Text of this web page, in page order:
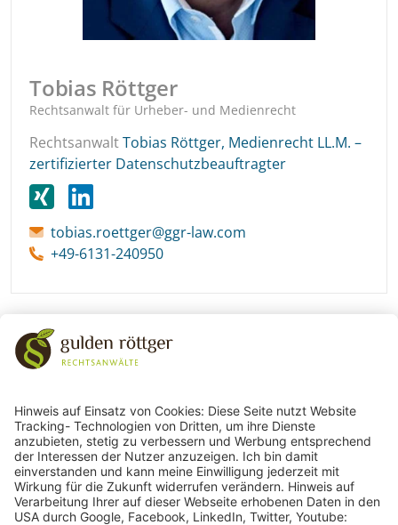
Tobias Röttger
Rechtsanwalt für Urheber- und Medienrecht
RechtsanwaltTobias Röttger, Medienrecht LL.M. –
zertifizierter Datenschutzbeauftragter
tobias.roettger@ggr-law.com
+49-6131-240950
gulden röttger rechtsanwälte